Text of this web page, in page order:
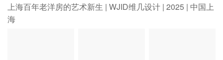
上海百年老洋房的艺术新生 | WJID维几设计 | 2025 | 中国上
海